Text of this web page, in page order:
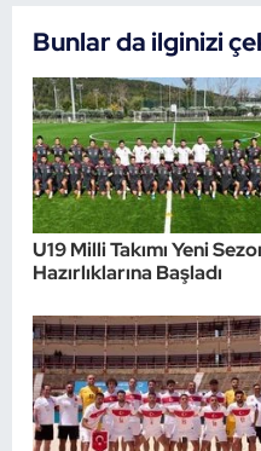
Bunlar da ilginizi
U19 Milli Takımı Yeni
Hazırlıklarına Başladı